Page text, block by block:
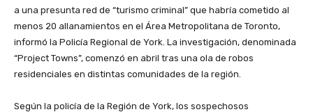
a una presunta red de “turismo criminal” que habría cometido al
menos 20 allanamientos en el Área Metropolitana de Toronto,
informó la Policía Regional de York. La investigación, denominada
“Project Towns”, comenzó en abril tras una ola de robos
residenciales en distintas comunidades de la región.
Según la policía de la Región de York, los sospechosos